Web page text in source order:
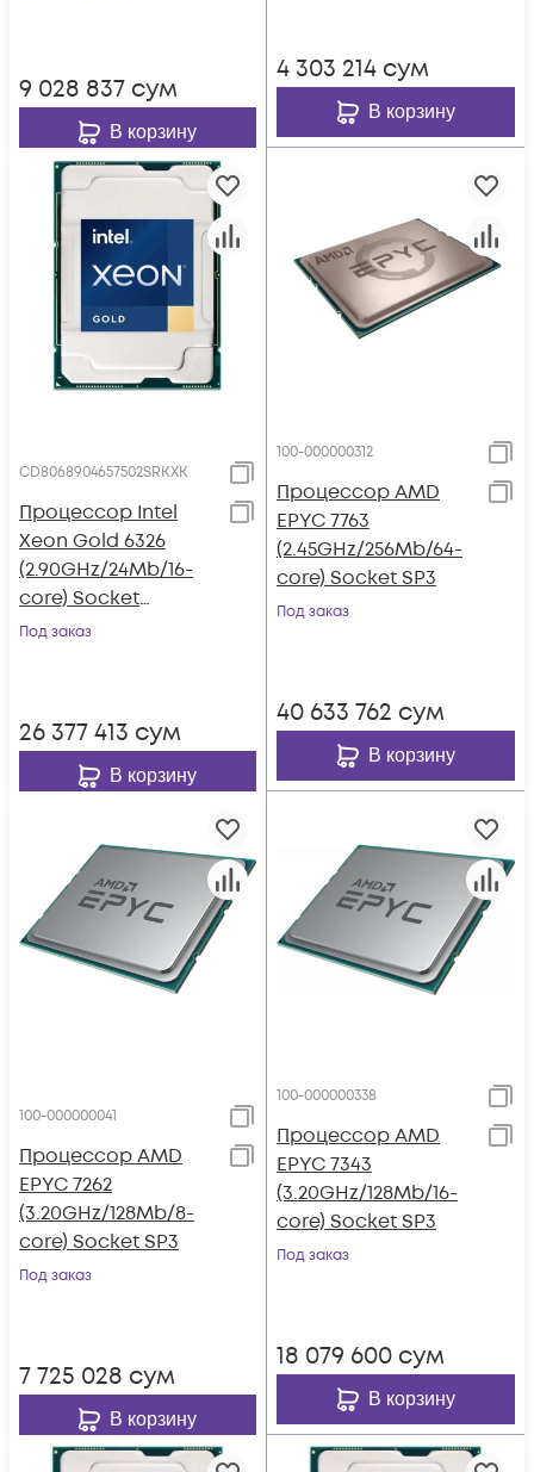
9 028 837 сум
В корзину
4 303 214 сум
В корзину
CD8068904657502SRKXK
Процессор Intel
Xeon Gold 6326
(2.90GHz/24Mb/16-
core) Socket
LGA4189
Под заказ
26 377 413 сум
В корзину
100-000000312
Процессор AMD
EPYC 7763
(2.45GHz/256Mb/64-
core) Socket SP3
Под заказ
40 633 762 сум
В корзину
100-000000041
Процессор AMD
EPYC 7262
(3.20GHz/128Mb/8-
core) Socket SP3
Под заказ
7 725 028 сум
В корзину
100-000000338
Процессор AMD
EPYC 7343
(3.20GHz/128Mb/16-
core) Socket SP3
Под заказ
18 079 600 сум
В корзину